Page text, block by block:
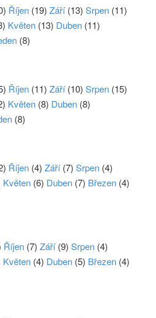
Říjen (19) Září(13) Srpen (11)
Květen (13) Duben (11)
(8)
Říjen (11) Září(10) Srpen (15)
Květen (8) Duben (8)
(8)
Říjen (4) Září(7) Srpen (4)
Květen (6) Duben (7) Březen (4)
Říjen (7) Září(9) Srpen (4)
Květen (4) Duben (5) Březen (4)